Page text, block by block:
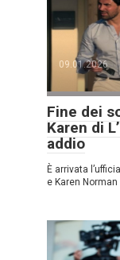
09.01.2026
Fine dei
Karen di
addio
È arrivata
e Karen